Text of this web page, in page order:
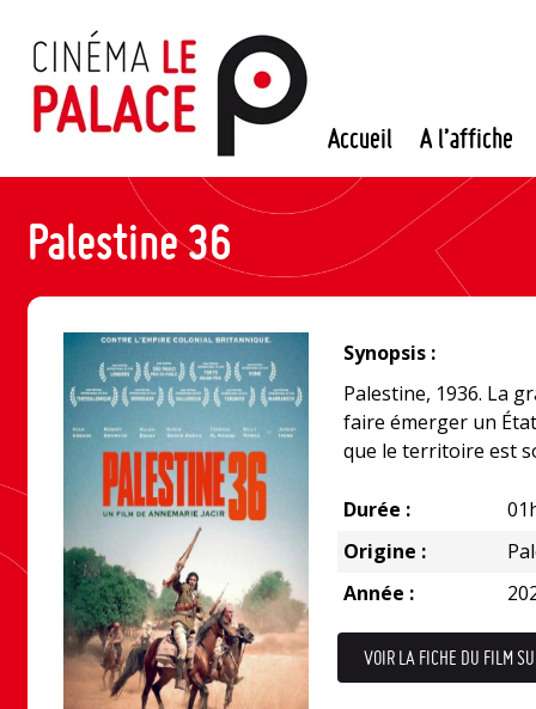
contenu
Accueil A l’affiche
Palestine 36
Synopsis :
Palestine, 1936. La
faire émerger un
que le territoire est
Durée :
Origine :
Année :
VOIR LA FICHE DU FILM